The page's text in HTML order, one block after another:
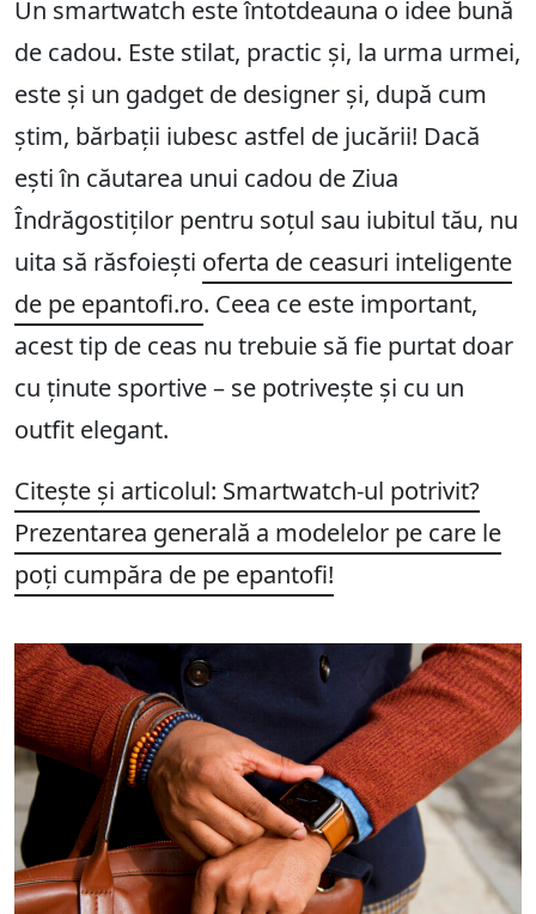
Un smartwatch este întotdeauna o idee bună
de cadou. Este stilat, practic și, la urma urmei,
este și un gadget de designer și, după cum
știm, bărbații iubesc astfel de jucării! Dacă
ești în căutarea unui cadou de Ziua
Îndrăgostiților pentru soțul sau iubitul tău, nu
uita să răsfoiești oferta de ceasuri inteligente
de pe epantofi.ro. Ceea ce este important,
acest tip de ceas nu trebuie să fie purtat doar
cu ținute sportive – se potrivește și cu un
outfit elegant.
Citește și articolul: Smartwatch-ul potrivit?
Prezentarea generală a modelelor pe care le
poți cumpăra de pe epantofi!